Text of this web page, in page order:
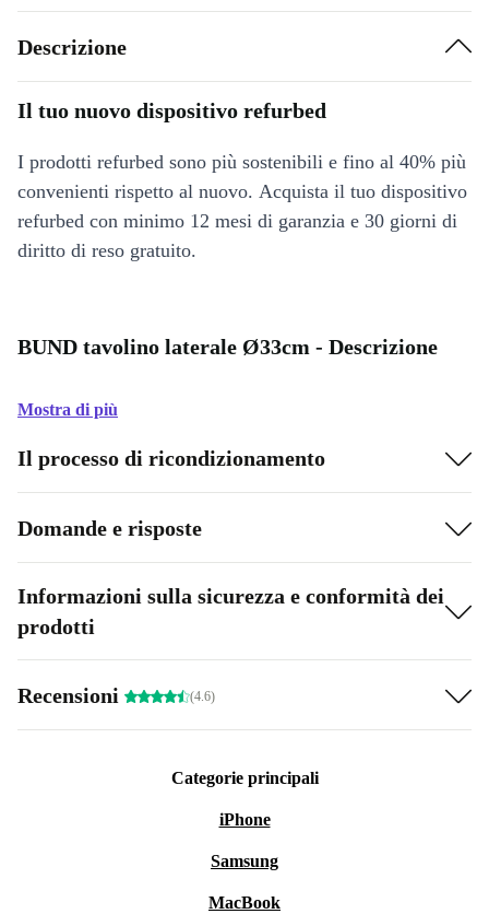
Descrizione
Il tuo nuovo dispositivo refurbed
I prodotti refurbed sono più sostenibili e fino al 40% più
convenienti rispetto al nuovo. Acquista il tuo dispositivo
refurbed con minimo 12 mesi di garanzia e 30 giorni di
diritto di reso gratuito.
BUND tavolino laterale Ø33cm - Descrizione
Mostra di più
Il processo di ricondizionamento
Domande e risposte
Informazioni sulla sicurezza e conformità dei
prodotti
Recensioni (4.6)
Categorie principali
iPhone
Samsung
MacBook